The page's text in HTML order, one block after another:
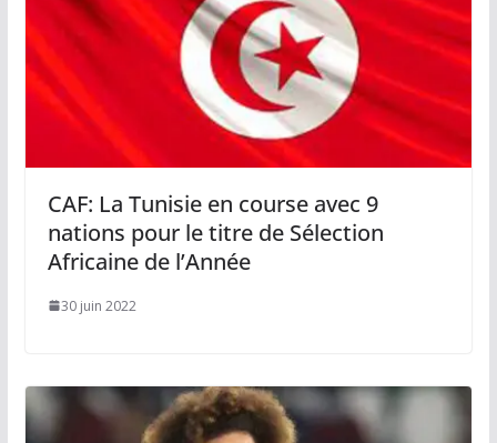
CAF: La Tunisie en course avec 9
nations pour le titre de Sélection
Africaine de l’Année
30 juin 2022